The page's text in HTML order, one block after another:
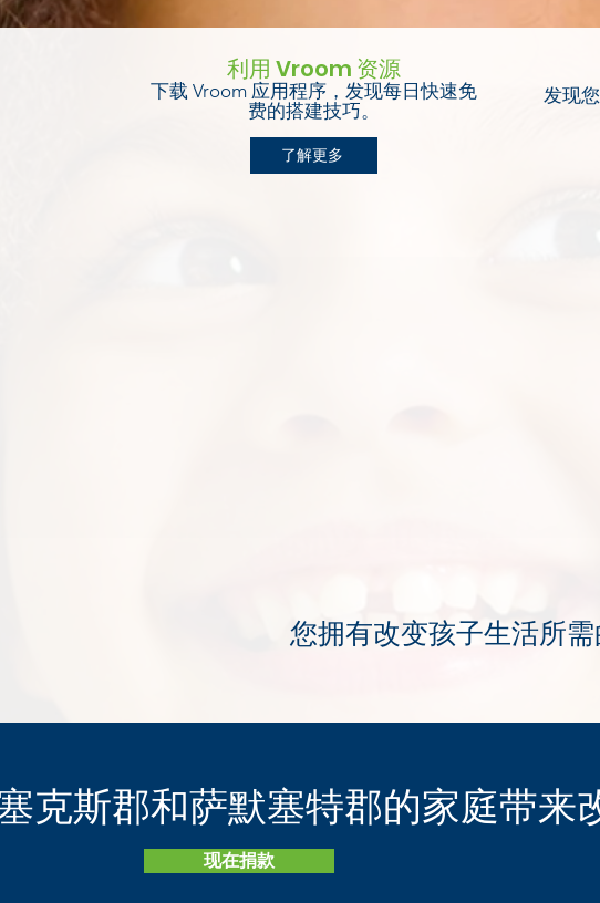
利用 Vroom 资源
下载 Vroom 应用程序，发现每日快速免
费的搭建技巧。
了解更多
发现
您拥有改变孩子生活所需
克斯郡和萨默塞特郡的家庭带来
现在捐款